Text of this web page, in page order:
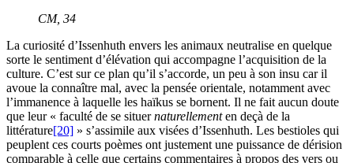
CM, 34
La curiosité d’Issenhuth envers les animaux neutralise en quelque
sorte le sentiment d’élévation qui accompagne l’acquisition de la
culture. C’est sur ce plan qu’il s’accorde, un peu à son insu car il
avoue la connaître mal, avec la pensée orientale, notamment avec
l’immanence à laquelle les haïkus se bornent. Il ne fait aucun doute
que leur « faculté de se situernaturellementen deçà de la
littérature[20] » s’assimile aux visées d’Issenhuth. Les bestioles qui
peuplent ces courts poèmes ont justement une puissance de dérision
comparable à celle que certains commentaires à propos des vers ou